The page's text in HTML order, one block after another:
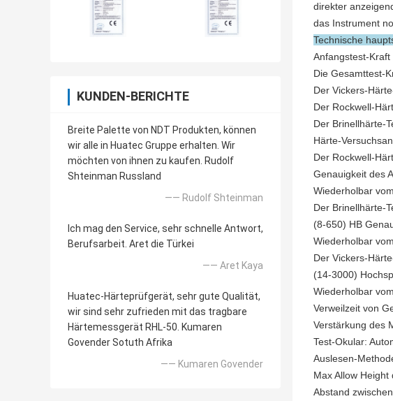
KUNDEN-BERICHTE
Breite Palette von NDT Produkten, können
wir alle in Huatec Gruppe erhalten. Wir
möchten von ihnen zu kaufen. Rudolf
Shteinman Russland
—— Rudolf Shteinman
Ich mag den Service, sehr schnelle Antwort,
Berufsarbeit. Aret die Türkei
—— Aret Kaya
Huatec-Härteprüfgerät, sehr gute Qualität,
wir sind sehr zufrieden mit das tragbare
Härtemessgerät RHL-50. Kumaren
Govender Sotuth Afrika
—— Kumaren Govender
direkter
das Instrument
Technische
Anfangstest-Kraft
Die Gesamttest-
Der Vickers-
Der Rockwell-
Der Brinellhärte-
Härte-
Der Rockwell-
Genauigkeit des
Wiederholbar
Der Brinellhärte-
(8-650) HB
Wiederholbar
Der Vickers-
(14-3000)
Wiederholbar
Verweilzeit von
Verstärkung des
Test-Okular:
Auslesen-
Max Allow
Abstand